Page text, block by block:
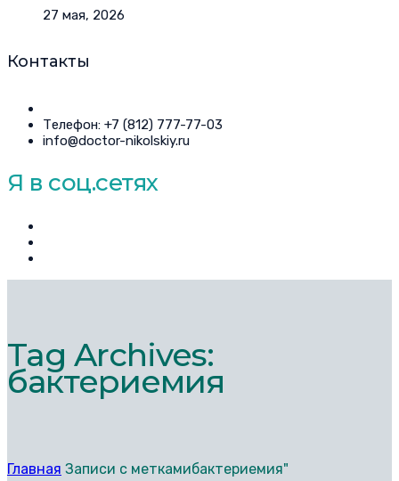
27 мая, 2026
Контакты
Телефон: +7 (812) 777-77-03
info@doctor-nikolskiy.ru
Я в соц.сетях
Tag Archives:
бактериемия
Главная Записи с меткамибактериемия"